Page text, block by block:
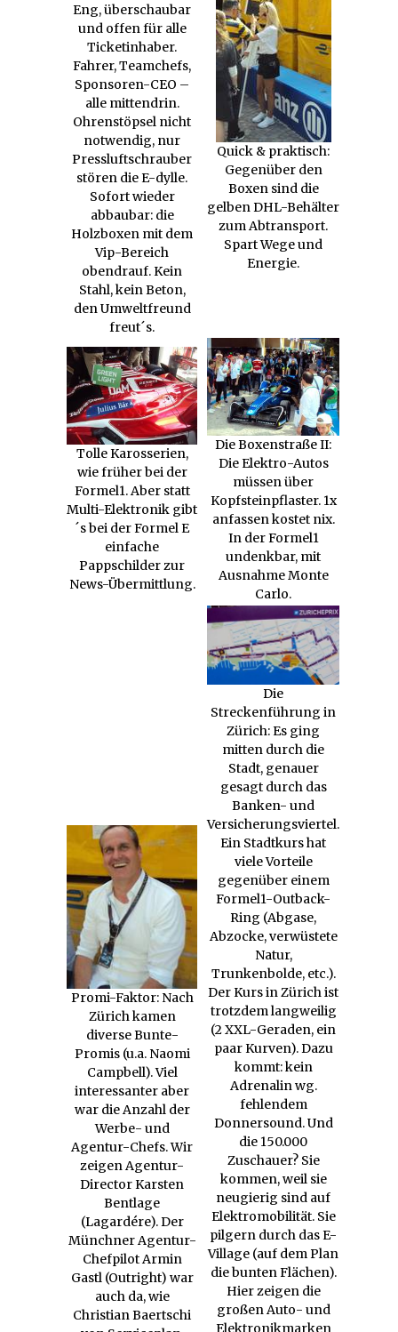
Eng, überschaubar
und offen für alle
Ticketinhaber.
Fahrer, Teamchefs,
Sponsoren-CEO –
alle mittendrin.
Ohrenstöpsel nicht
notwendig, nur
Pressluftschrauber
stören die E-dylle.
Sofort wieder
abbaubar: die
Holzboxen mit dem
Vip-Bereich
obendrauf. Kein
Stahl, kein Beton,
den Umweltfreund
freut´s.
Quick & praktisch:
Gegenüber den
Boxen sind die
gelben DHL-Behälter
zum Abtransport.
Spart Wege und
Energie.
Tolle Karosserien,
wie früher bei der
Formel1. Aber statt
Multi-Elektronik gibt
´s bei der Formel E
einfache
Pappschilder zur
News-Übermittlung.
Die Boxenstraße II:
Die Elektro-Autos
müssen über
Kopfsteinpflaster. 1x
anfassen kostet nix.
In der Formel1
undenkbar, mit
Ausnahme Monte
Carlo.
Promi-Faktor: Nach
Zürich kamen
diverse Bunte-
Promis (u.a. Naomi
Campbell). Viel
interessanter aber
war die Anzahl der
Werbe- und
Agentur-Chefs. Wir
zeigen Agentur-
Director Karsten
Bentlage
(Lagardére). Der
Münchner Agentur-
Chefpilot Armin
Gastl (Outright) war
auch da, wie
Christian Baertschi
Die
Streckenführung in
Zürich: Es ging
mitten durch die
Stadt, genauer
gesagt durch das
Banken- und
Versicherungsviertel.
Ein Stadtkurs hat
viele Vorteile
gegenüber einem
Formel1-Outback-
Ring (Abgase,
Abzocke, verwüstete
Natur,
Trunkenbolde, etc.).
Der Kurs in Zürich ist
trotzdem langweilig
(2 XXL-Geraden, ein
paar Kurven). Dazu
kommt: kein
Adrenalin wg.
fehlendem
Donnersound. Und
die 150.000
Zuschauer? Sie
kommen, weil sie
neugierig sind auf
Elektromobilität. Sie
pilgern durch das E-
Village (auf dem Plan
die bunten Flächen).
Hier zeigen die
großen Auto- und
Elektronikmarken